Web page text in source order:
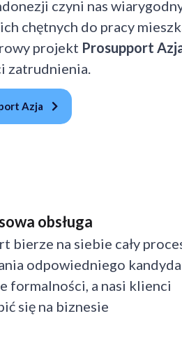
czyni nas
chętnych do pracy
projekt Prosupport
zatrudnienia.
Azja
obsługa
bierze na siebie cały
odpowiedniego
formalności, a nasi klienci
się na biznesie